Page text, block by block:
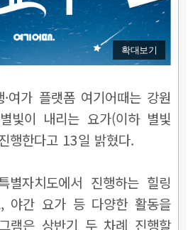
확대보기
여가 플랫폼 여기어때는 강원
빛이 내리는 요가(이하 별빛
행한다고 13일 밝혔다.
별자치도에서 진행하는 힐링
야간 요가 등 다양한 활동을
램은 상반기 두 차례 진행할